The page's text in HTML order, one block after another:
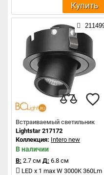
Купить
Встраиваемый светильник
Lightstar 217172
Коллекция: Intero new
В наличии
В: 2.7 см Д: 6.8 см
LED x 1 max W 3000K 360Lm